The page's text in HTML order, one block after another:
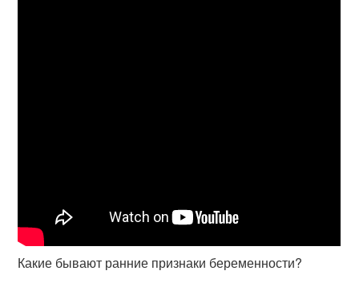
Какие бывают ранние признаки беременности?